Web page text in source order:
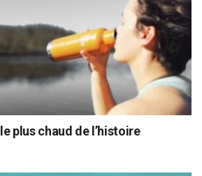
plus chaud de l’histoire